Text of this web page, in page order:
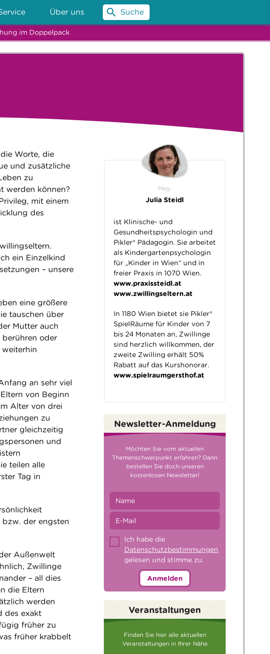
Über uns Suche
im Doppelpack
Worte, die
und zusätzliche
zu
werden können?
mit einem
des
ein Einzelkind
– unsere
eine größere
tauschen über
Mutter auch
oder
an sehr viel
von Beginn
Alter von drei
zu
gleichzeitig
und
teilen alle
Tag in
der engsten
Außenwelt
Zwillinge
– all dies
die Eltern
werden
des exakt
früher zu
früher krabbelt
Mag.
Julia Steidl
ist Klinische- und
Gesundheitspsychologin und
Pikler® Pädagogin. Sie arbeitet
als Kindergartenpsychologin
für „Kinder in Wien“ und in
freier Praxis in 1070 Wien.
www.praxissteidl.at
www.zwillingseltern.at
In 1180 Wien bietet sie Pikler®
SpielRäume für Kinder von 7
bis 24 Monaten an, Zwillinge
sind herzlich willkommen, der
zweite Zwilling erhält 50%
Rabatt auf das Kurshonorar.
www.spielraumgersthof.at
Newsletter-Anmeldung
Möchten Sie vom aktuellen
Themenschwerpunkt erfahren? Dann
bestellen Sie doch unseren
kostenlosen Newsletter!
Ich habe die
Datenschutzbestimmungen
gelesen und stimme zu.
Anmelden
Veranstaltungen
Finden Sie hier alle aktuellen
Veranstaltungen in Ihrer Nähe